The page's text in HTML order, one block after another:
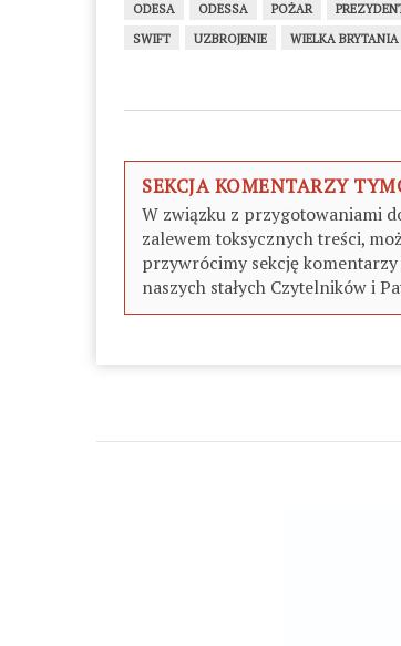
ODESA
ODESSA POŻAR
SWIFT
UZBROJENIE WIELKA BRYTANIA
SEKCJA KOMENTARZY
W związku z przygotowaniami
zalewem toksycznych treści,
przywrócimy sekcję
naszych stałych Czytelników i